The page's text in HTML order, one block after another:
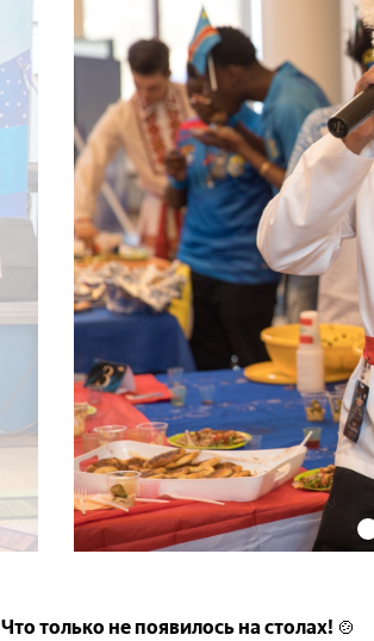
Что только не появилось на столах! 🍲